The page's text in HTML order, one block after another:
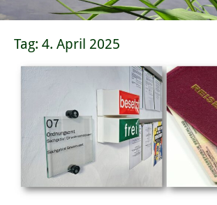
Tag: 4. April 2025